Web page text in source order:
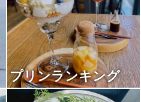
プリンランキング